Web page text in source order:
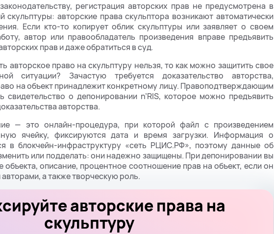
регистрация авторских прав не предусмотрена в
скульптуры: авторские права скульптора возникают автоматически
Если кто-то копирует облик скульптуры или заявляет о своем
автор или правообладатель произведения вправе предъявить
прав и даже обратиться в суд.
авторское право на скульптуру нельзя, то как можно защитить свое
ситуации? Зачастую требуется доказательство авторства,
на объект принадлежит конкретному лицу. Правоподтверждающим
свидетельство о депонировании n’RIS, которое можно предъявить
авторства.
— это онлайн-процедура, при которой файл с произведением
ячейку, фиксируются дата и время загрузки. Информация о
в блокчейн-инфраструктуру «сеть РЦИС.РФ», поэтому данные об
или подделать: они надежно защищены. При депонировании вы
объекта, описание, процентное соотношение прав на объект, если он
а также творческую роль.
авторские права на
скульптуру